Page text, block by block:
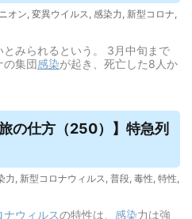
オン, 変異ウイルス, 感染力, 新型コロナ,
みられるという。 3月中旬まで
の集団感染が起き、死亡した8人か
の仕方（250）】特急列
力, 新型コロナウィルス, 普段, 毒性, 特性,
ナウィルスの特性は、 感染力は強